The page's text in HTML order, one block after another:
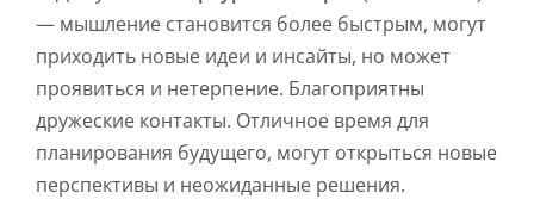
— мышление становится более быстрым, могут
приходить новые идеи и инсайты, но может
проявиться и нетерпение. Благоприятны
дружеские контакты. Отличное время для
планирования будущего, могут открыться новые
перспективы и неожиданные решения.